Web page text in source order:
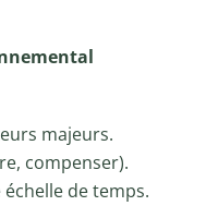
majeurs.
compenser).
de temps.